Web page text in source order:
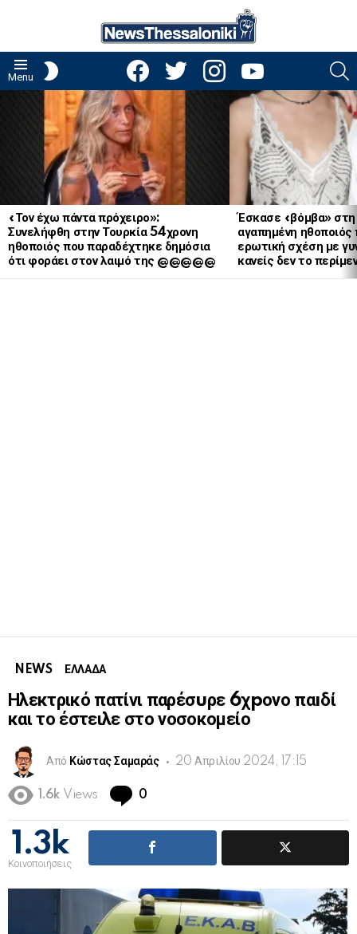
Menu
facebooktwitter instagramyoutube
«Τον έχω πάντα πρόχειρο»:
Συνελήφθη στην Τουρκία 54χρονη
ηθοποιός που παραδέχτηκε δημόσια
ότι φοράει στον λαιμό της @@@@@
Έσκασε «βόμβα»
αγαπημένη
ερωτική σχέση με
κανείς δεν το
NEWS ΕΛΛΑΔΑ
Ηλεκτρικό πατίνι παρέσuρε 6χpονο παıδί
και το έστειλε στο νοσοκομείο
Από Κώστας Σαμαράς 20 Απριλίου 2024, 17:15
1.6k Views 0
1.3k
Κοινοποιήσεις